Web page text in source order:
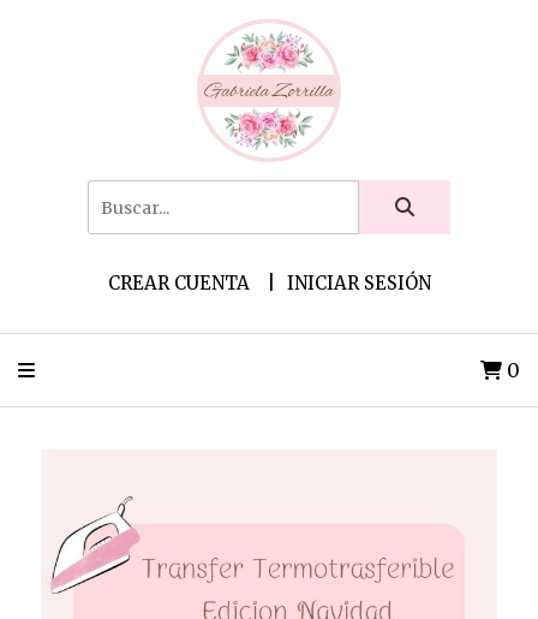
CREAR CUENTA INICIAR SESIÓN
0